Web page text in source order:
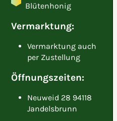
Blütenhonig
Vermarktung:
Vermarktung auch
per Zustellung
Öffnungszeiten:
Neuweid 28 94118
Jandelsbrunn